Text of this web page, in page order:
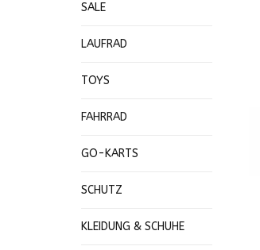
SALE
LAUFRAD
TOYS
FAHRRAD
GO-KARTS
SCHUTZ
KLEIDUNG & SCHUHE